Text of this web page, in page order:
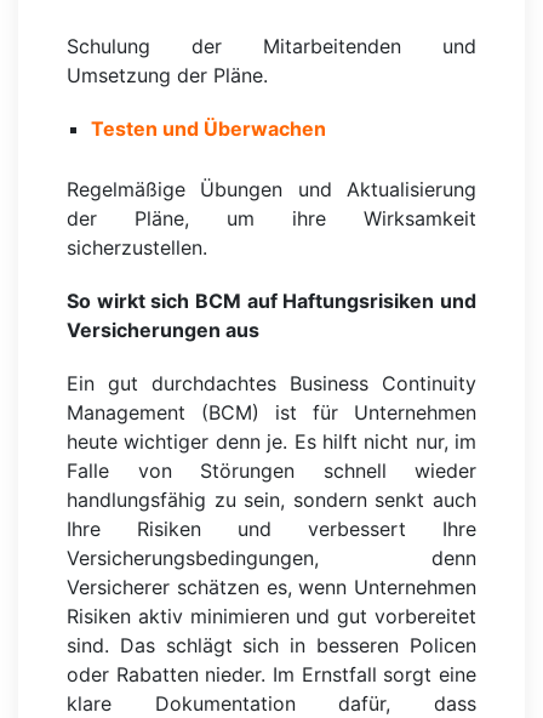
Schulung der Mitarbeitenden und
Umsetzung der Pläne.
Testen und Überwachen
Regelmäßige Übungen und Aktualisierung
der Pläne, um ihre Wirksamkeit
sicherzustellen.
So wirkt sich BCM auf Haftungsrisiken und
Versicherungen aus
Ein gut durchdachtes Business Continuity
Management (BCM) ist für Unternehmen
heute wichtiger denn je. Es hilft nicht nur, im
Falle von Störungen schnell wieder
handlungsfähig zu sein, sondern senkt auch
Ihre Risiken und verbessert Ihre
Versicherungsbedingungen, denn
Versicherer schätzen es, wenn Unternehmen
Risiken aktiv minimieren und gut vorbereitet
sind. Das schlägt sich in besseren Policen
oder Rabatten nieder. Im Ernstfall sorgt eine
klare Dokumentation dafür, dass